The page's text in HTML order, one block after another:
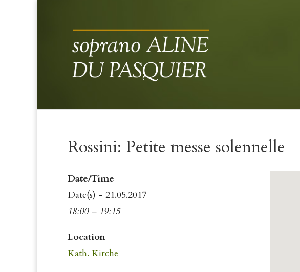
Rossini: Petite messe solennelle
Date/Time
Date(s) - 21.05.2017
18:00 – 19:15
Location
Kath. Kirche